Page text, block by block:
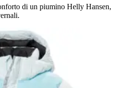
di un piumino Helly Hansen,